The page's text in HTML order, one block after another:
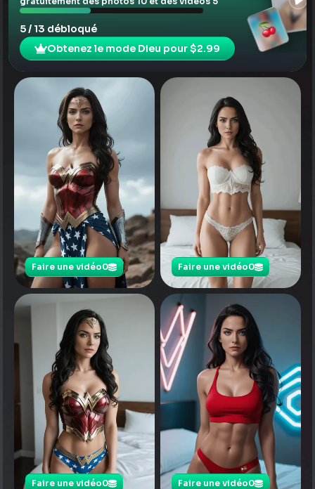
5 / 13 débloqué
Obtenez le mode Dieu pour $2.99
Faire une vidéo0 Faire une vidéo0
Faire une vidéo0 Faire une vidéo0